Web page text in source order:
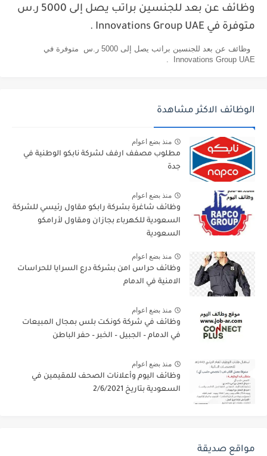
وظائف عن بعد للجنسين براتب يصل إلى 5000 ر.س
متوفرة في Innovations Group UAE .
وظائف عن بعد للجنسين براتب يصل إلى 5000 ر.س متوفرة في
Innovations Group UAE .
الوظائف الاكثر مشاهدة
منذ بضع اعوام
مطلوب مصفف ارفف لشركة نابكو الوطنية في
جدة
منذ بضع اعوام
وظائف شاغرة بشركة رابكو مقاول رئيسي للشركة
السعودية للكهرباء بجازان ومقاول لأرامكو
السعودية
منذ بضع اعوام
وظائف حراس امن بشركة درع السرايا للحراسات
الامنية في الدمام
منذ بضع اعوام
وظائف في شركة كونكت بلس بمجال المبيعات
في الدمام – الجبيل – الخبر – حفر الباطن
منذ بضع اعوام
وظائف اليوم وأعلانات الصحف للمقيمين في
السعودية بتاريخ 2/6/2021
مواقع صديقة